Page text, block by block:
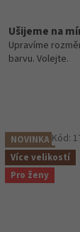
Ušijeme na
Upravíme
barvu. Volejte.
NOVINKA
Více velikostí
Pro ženy
Kód: